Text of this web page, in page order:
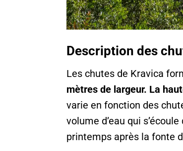
Description des
Les chutes de Kravica
mètres de largeur. La
varie en fonction des
volume d’eau qui
printemps après la fonte